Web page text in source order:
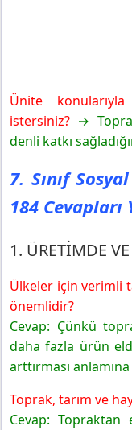
Ünite
istersiniz? →
denli katkı
7. Sınıf
184 Cevapları
1. ÜRETİMDE
Ülkeler için verimli
önemlidir?
Cevap: Çünkü
daha fazla ürün
arttırması
Toprak, tarım ve
Cevap: